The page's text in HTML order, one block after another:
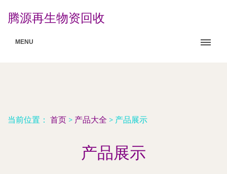
腾源再生物资回收
MENU
当前位置： 首页 > 产品大全 > 产品展示
产品展示